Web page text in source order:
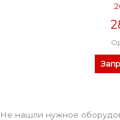
Не нашли нужное